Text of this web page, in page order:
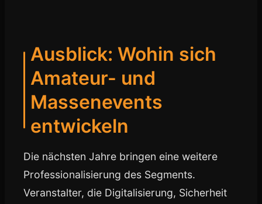
Ausblick: Wohin sich
Amateur- und
Massenevents
entwickeln
Die nächsten Jahre bringen eine weitere
Professionalisierung des Segments.
Veranstalter, die Digitalisierung, Sicherheit